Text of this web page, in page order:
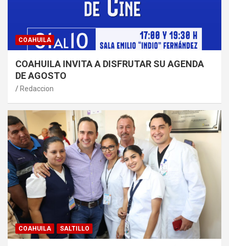
COAHUILA
COAHUILA INVITA A DISFRUTAR SU AGENDA
DE AGOSTO
Redaccion
COAHUILA SALTILLO